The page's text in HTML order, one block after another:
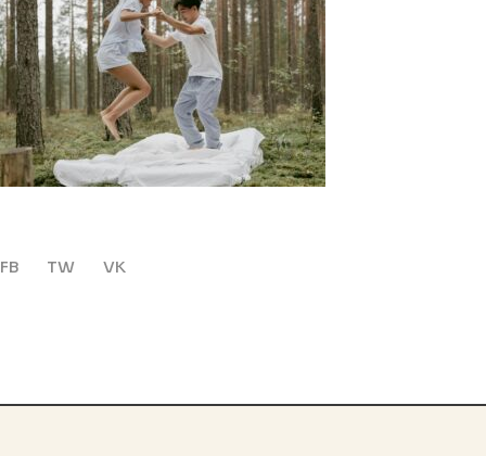
FB TW VK